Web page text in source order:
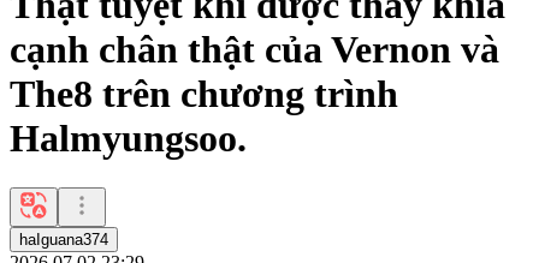
cạnh chân thật của Vernon và
The8 trên chương trình
Halmyungsoo.
haIguana374